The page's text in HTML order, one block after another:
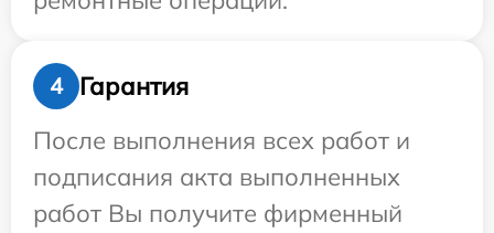
4
Гарантия
После выполнения всех работ и
подписания акта выполненных
работ Вы получите фирменный